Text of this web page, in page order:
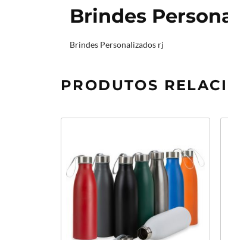
Brindes
Brindes Personalizados rj
PRODUTOS